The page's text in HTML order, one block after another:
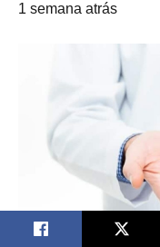
1 semana atrás